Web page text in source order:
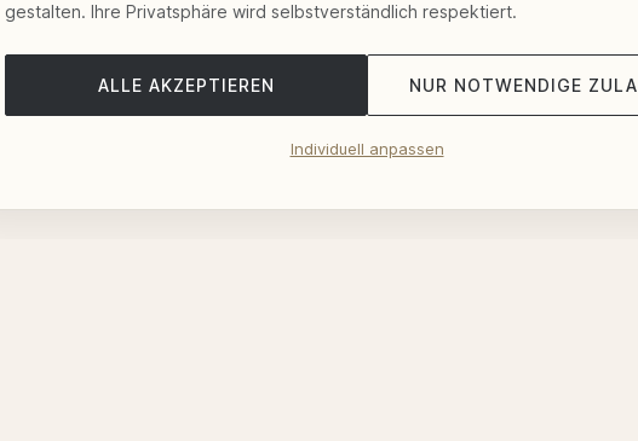
gestalten. Ihre Privatsphäre wird selbstverständlich respektiert.
ALLE AKZEPTIEREN NUR NOTWENDIGE
Individuell anpassen